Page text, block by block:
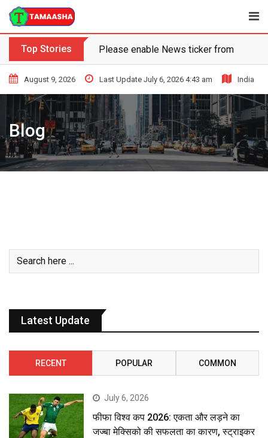
Skip
content
Top Stories Please enable News ticker from the
August 9, 2026 Last Update July 6, 2026 4:43 am India
Blog
Latest Update
RECENT POPULAR COMMON
July 6, 2026
फीफा विश्व कप 2026: एकता और लड़ने का
जज्बा मेक्सिको की सफलता का कारण, स्ट्राइकर